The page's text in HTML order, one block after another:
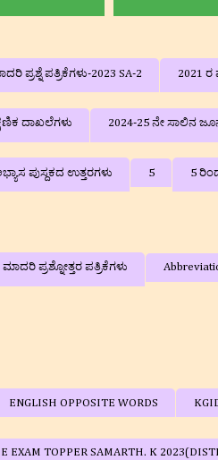
ಪ್ರಶ್ನೆ ಪತ್ರಿಕೆಗಳು-2023 SA-2 2021 ರ
ದಾಖಲೆಗಳು 2024-25 ನೇ ಸಾಲಿನ
ಪುಸ್ದಕದ ಉತ್ತರಗಳು 5 5
ಪ್ರಶ್ನೋತ್ತರ ಪತ್ರಿಕೆಗಳು
ENGLISH OPPOSITE WORDS
EXAM TOPPER SAMARTH. K